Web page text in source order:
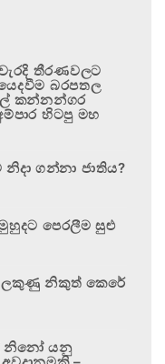
තීරණවලට
බරපතල
කන්නන්ගර
හිටපු මහ
ගන්නා ජාතිය?
පෙරලීම සුළු
ලකුණු නිකුත් කෙරේ
නිනෝ යනු